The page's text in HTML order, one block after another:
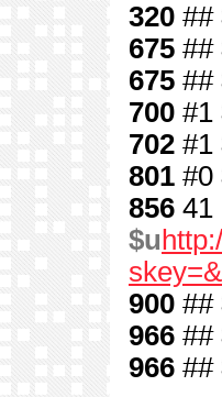
320 ##
675 ##
675 ##
700 #1
702 #1
801 #0
856 41
$u
900 ##
966 ##
966 ##